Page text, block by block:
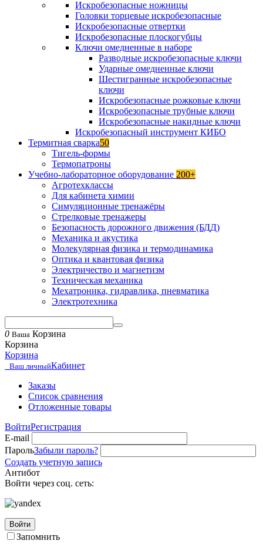
Искробезопасные ножницы
Головки торцевые искробезопасные
Искробезопасные отвертки
Искробезопасные плоскогубцы
Ключи омедненные в наборе
Разводные искробезопасные ключи
Ударные омедненные ключи
Шестигранные искробезопасные
ключи
Искробезопасные рожковые ключи
Искробезопасные трубные ключи
Искробезопасные накидные ключи
Искробезопасный инструмент КИБО
Термитная сварка50
Тигель-формы
Термопатроны
Учебно-лабораторное оборудование 200+
Агротехклассы
Для кабинета химии
Симуляционные тренажёры
Стрелковые тренажеры
Безопасность дорожного движения (БДД)
Механика и акустика
Молекулярная физика и термодинамика
Оптика и квантовая физика
Электричество и магнетизм
Техническая механика
Мехатроника, гидравлика, пневматика
Электротехника
0 Ваша Корзина
Корзина
Корзина
Ваш личныйКабинет
Заказы
Список сравнения
Отложенные товары
ВойтиРегистрация
E-mail
ПарольЗабыли пароль?
Создать учетную запись
Антибот
Войти через соц. сеть:
Войти
Запомнить